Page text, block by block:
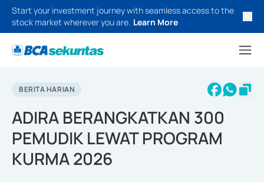
Start your investment journey with seamless access to the
stock market wherever you are. Learn More
BERITA HARIAN
ADIRA BERANGKATKAN 300
PEMUDIK LEWAT PROGRAM
KURMA 2026